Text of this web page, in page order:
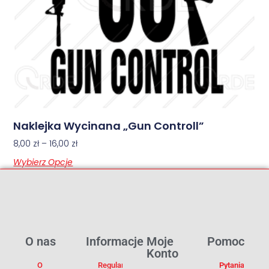
Naklejka Wycinana „Gun Controll”
8,00 zł – 16,00 zł
Wybierz Opcje
Pomoc
Pytania I
Moje
Konto
Informacje
Regulamin
O nas
O